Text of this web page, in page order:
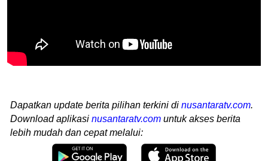
Dapatkan update berita pilihan terkini di nusantaratv.com.
Download aplikasi nusantaratv.com untuk akses berita
lebih mudah dan cepat melalui: